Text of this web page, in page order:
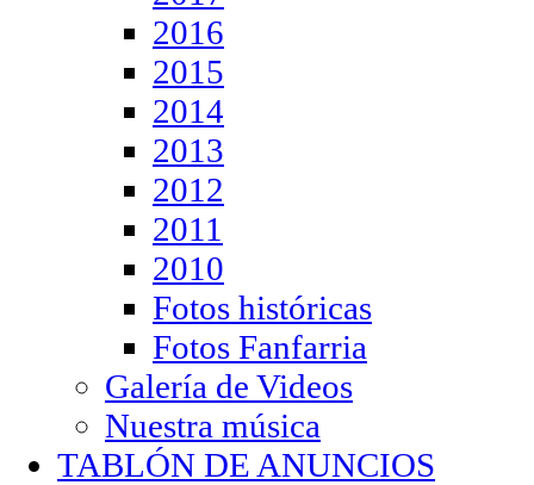
2016
2015
2014
2013
2012
2011
2010
Fotos históricas
Fotos Fanfarria
Galería de Videos
Nuestra música
TABLÓN DE ANUNCIOS